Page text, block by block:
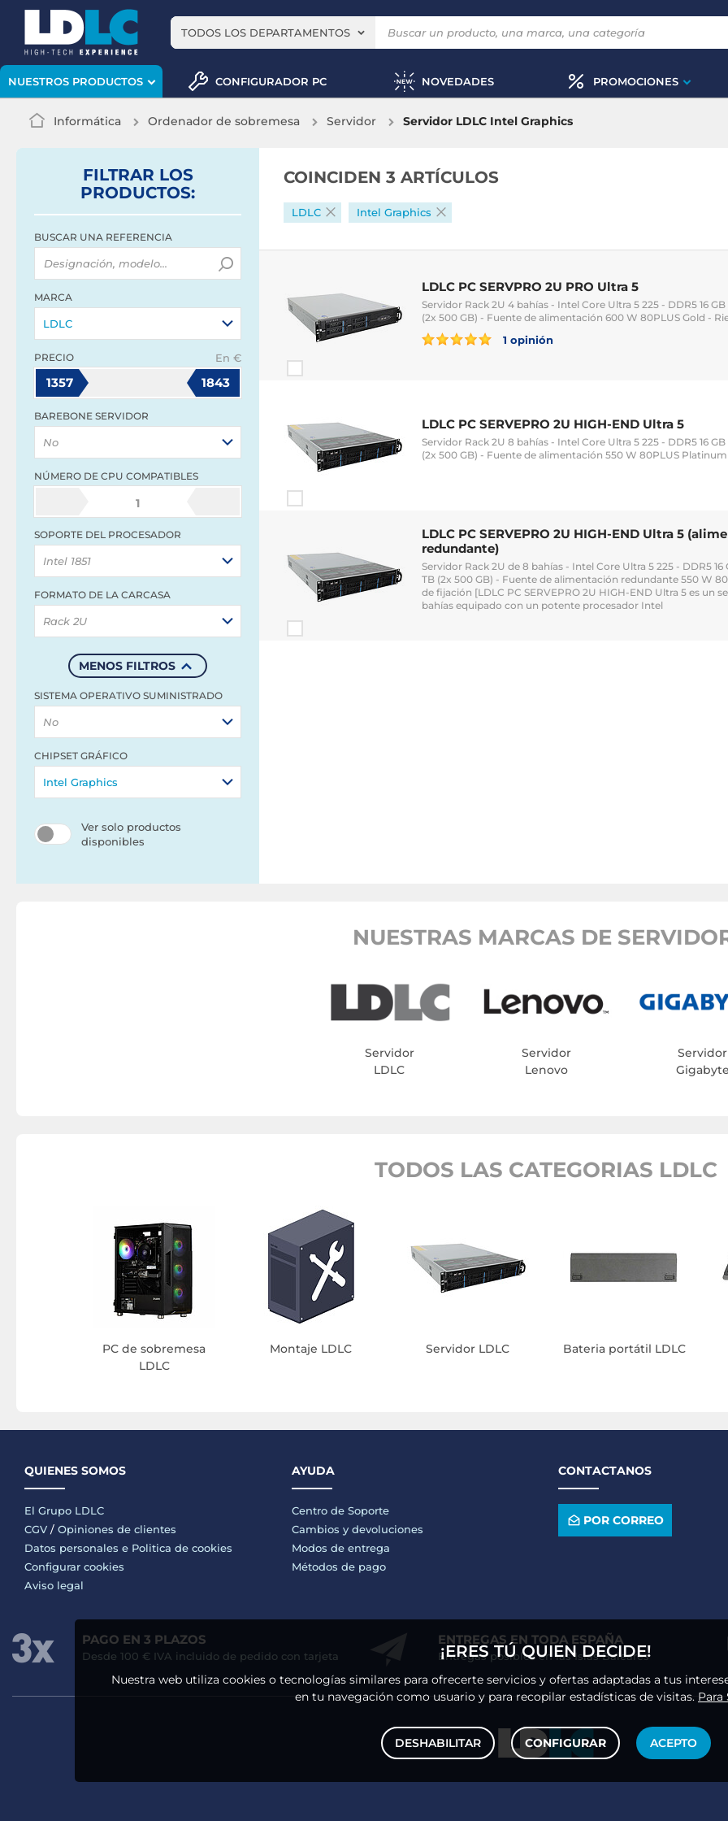
TODOS LOS DEPARTAMENTOS
NUESTROS PRODUCTOS CONFIGURADOR PC NOVEDADES PROMOCIONES
Informática Ordenador de sobremesa Servidor Servidor LDLC Intel Graphics
FILTRAR LOS
PRODUCTOS:
BUSCAR UNA REFERENCIA
MARCA
LDLC
PRECIO En €
1357 1843
BAREBONE SERVIDOR
No
NÚMERO DE CPU COMPATIBLES
1
SOPORTE DEL PROCESADOR
Intel 1851
FORMATO DE LA CARCASA
Rack 2U
MENOS FILTROS
SISTEMA OPERATIVO SUMINISTRADO
No
CHIPSET GRÁFICO
Intel Graphics
Ver solo productos
disponibles
COINCIDEN 3 ARTÍCULOS
LDLC Intel Graphics
LDLC PC SERVPRO 2U PRO Ultra 5
Servidor Rack 2U 4 bahías - Intel Core Ultra 5 225 - DDR5 16 GB
(2x 500 GB) - Fuente de alimentación 600 W 80PLUS Gold -
1 opinión
LDLC PC SERVEPRO 2U HIGH-END Ultra 5
Servidor Rack 2U 8 bahías - Intel Core Ultra 5 225 - DDR5 16 GB
(2x 500 GB) - Fuente de alimentación 550 W 80PLUS
LDLC PC SERVEPRO 2U HIGH-END Ultra 5
redundante)
Servidor Rack 2U de 8 bahías - Intel Core Ultra 5 225 - DDR5 16
TB (2x 500 GB) - Fuente de alimentación redundante 550 W
de fijación [LDLC PC SERVEPRO 2U HIGH-END Ultra 5 es un
bahías equipado con un potente procesador Intel
NUESTRAS MARCAS DE
Servidor
LDLC
Servidor
Lenovo
Servidor
TODOS LAS CATEGORIAS LDLC
PC de sobremesa
LDLC
Montaje LDLC Servidor LDLC Bateria portátil LDLC
QUIENES SOMOS
El Grupo LDLC
CGV / Opiniones de clientes
Datos personales e Politica de cookies
Configurar cookies
Aviso legal
AYUDA
Centro de Soporte
Cambios y devoluciones
Modos de entrega
Métodos de pago
CONTACTANOS
POR CORREO
PAGO EN 3 PLAZOS
Desde 100 € IVA incluido de pedido con tarjeta
ENTREGAS EN TODA ESPAÑA
Entregas posibles en las Islas Baleares
¡ERES TÚ QUIEN DECIDE!
Nuestra web utiliza cookies o tecnologías similares para ofrecerte servicios y ofertas adaptadas a tus
en tu navegación como usuario y para recopilar estadísticas de visitas. Para
DESHABILITAR CONFIGURAR ACEPTO